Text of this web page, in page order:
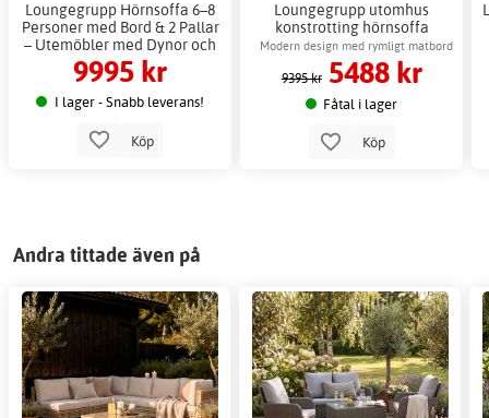
Loungegrupp Hörnsoffa 6–8
Personer med Bord & 2 Pallar
– Utemöbler med Dynor och
Härdat Glas
9995 kr
I lager - Snabb leverans!
Köp
Loungegrupp utomhus
konstrotting hörnsoffa
Gardeney Moreno +
Möbelvård
Modern design med rymligt matbord
för familjen
9395 kr 5488 kr
Fåtal i lager
Köp
Andra tittade även på